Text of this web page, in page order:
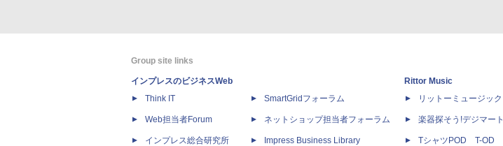
Group site links
インプレスのビジネスWeb
Think IT
Web担当者Forum
インプレス総合研究所
SmartGridフォーラム
ネットショップ担当者フォーラム
Impress Business Library
Rittor Music
リットーミュージック
楽器探そう!デジマート
TシャツPOD T-OD